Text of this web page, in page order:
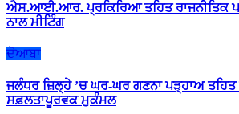
ਐਸ.ਆਈ.ਆਰ. ਪ੍ਰਕਿਰਿਆ ਤਹਿਤ ਰਾਜਨੀਤਿਕ
ਨਾਲ ਮੀਟਿੰਗ
ਦੋਆਬਾ
ਜਲੰਧਰ ਜ਼ਿਲ੍ਹੇ ’ਚ ਘਰ-ਘਰ ਗਣਨਾ ਪੜ੍ਹਾਅ ਤਹਿਤ
ਸਫ਼ਲਤਾਪੂਰਵਕ ਮੁਕੰਮਲ